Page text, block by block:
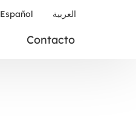
Español العربية
Contacto